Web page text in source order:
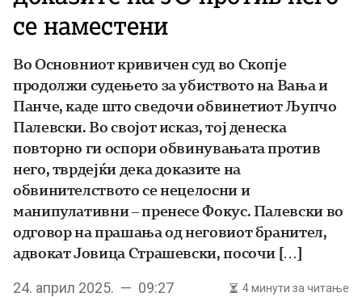
се наместени
Во Основниот кривичен суд во Скопје
продолжи судењето за убиството на Вања и
Панче, каде што сведочи обвинетиот Љупчо
Палевски. Во својот исказ, тој денеска
повторно ги оспори обвинувањата против
него, тврдејќи дека доказите на
обвинителството се нецелосни и
манипулативни – пренесе Фокус. Палевски во
одговор на прашања од неговиот бранител,
адвокат Јовица Страшевски, посочи […]
24. април 2025. — 09:27 4 минути за читање